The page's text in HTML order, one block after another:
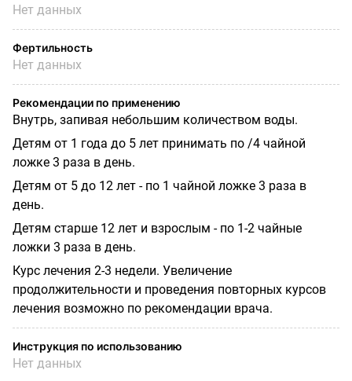
Нет данных
Фертильность
Нет данных
Рекомендации по применению
Внутрь, запивая небольшим количеством воды.
Детям от 1 года до 5 лет принимать по /4 чайной
ложке 3 раза в день.
Детям от 5 до 12 лет - по 1 чайной ложке 3 раза в
день.
Детям старше 12 лет и взрослым - по 1-2 чайные
ложки 3 раза в день.
Курс лечения 2-3 недели. Увеличение
продолжительности и проведения повторных курсов
лечения возможно по рекомендации врача.
Инструкция по использованию
Нет данных